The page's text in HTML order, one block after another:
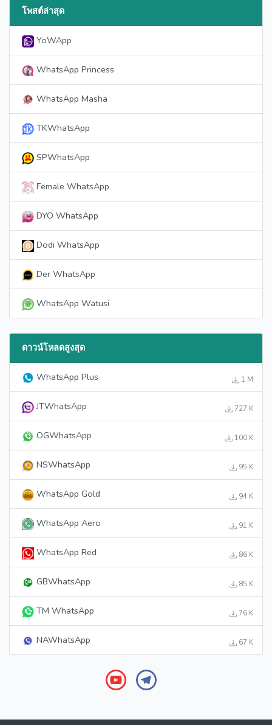
โพสต์ล่าสุด
YoWApp
WhatsApp Princess
WhatsApp Masha
TKWhatsApp
SPWhatsApp
Female WhatsApp
DYO WhatsApp
Dodi WhatsApp
Der WhatsApp
WhatsApp Watusi
ดาวน์โหลดสูงสุด
WhatsApp Plus 1 M
JTWhatsApp 727 K
OGWhatsApp 100 K
NSWhatsApp 95 K
WhatsApp Gold 94 K
WhatsApp Aero 91 K
WhatsApp Red 86 K
GBWhatsApp 85 K
TM WhatsApp 76 K
NAWhatsApp 67 K